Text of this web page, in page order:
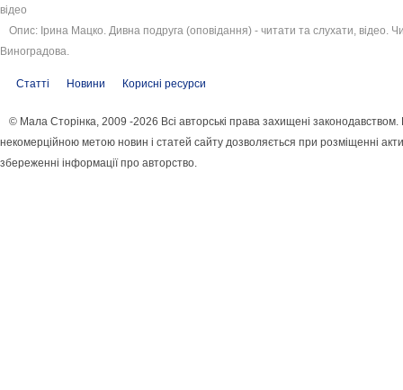
відео
Опис: Ірина Мацко. Дивна подруга (оповідання) - читати та слухати, відео.
Виноградова.
Статті Новини Корисні ресурси
© Мала Сторінка, 2009 -2026 Всі авторські права захищені
некомерційною метою новин і статей сайту дозволяється при розміщенні
збереженні інформації про авторство.